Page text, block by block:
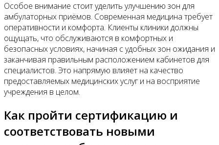
Особое внимание стоит уделить улучшению зон для
амбулаторных приёмов. Современная медицина требует
оперативности и комфорта. Клиенты клиники должны
ощущать, что обслуживаются в комфортных и
безопасных условиях, начиная с удобных зон ожидания и
заканчивая правильным расположением кабинетов для
специалистов. Это напрямую влияет на качество
предоставляемых медицинских услуг и на восприятие
учреждения в целом.
Как пройти сертификацию и
соответствовать новыми